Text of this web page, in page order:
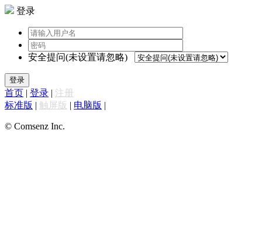
登录
安全提问(未设置请忽略)
登录
首页 | 登录 | 注册
标准版 | 触屏版 | 电脑版 |
© Comsenz Inc.